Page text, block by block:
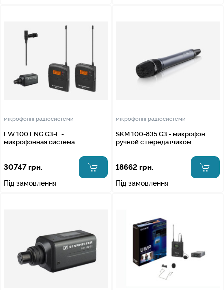
мікрофонні радіосистеми
EW 100 ENG G3-E -
микрофонная система
30747 грн.
Під замовлення
мікрофонні радіосистеми
SKM 100-835 G3 - микрофон
ручной с передатчиком
18662 грн.
Під замовлення